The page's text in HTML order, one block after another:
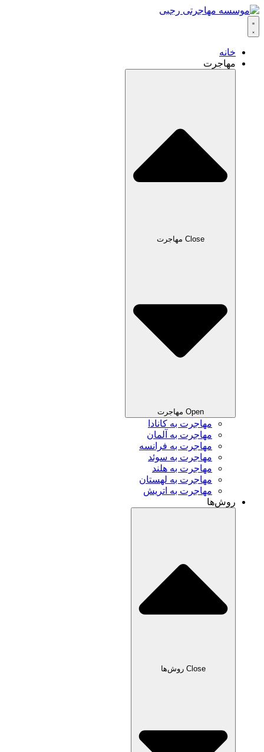
خانه
مهاجرت
Close مهاجرت
Open مهاجرت
مهاجرت به کانادا
مهاجرت به آلمان
مهاجرت به فرانسه
مهاجرت به سوئد
مهاجرت به هلند
مهاجرت به لهستان
مهاجرت به اتریش
روش‌ها
Close روش‌ها